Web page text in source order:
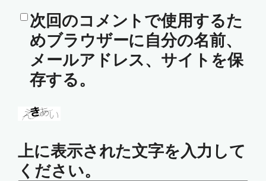
次回のコメントで使用するた
めブラウザーに自分の名前、
メールアドレス、サイトを保
存する。
上に表示された文字を入力して
ください。